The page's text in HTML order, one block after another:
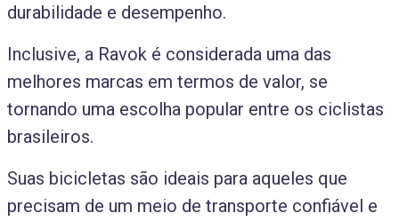
durabilidade e desempenho.
Inclusive, a Ravok é considerada uma das
melhores marcas em termos de valor, se
tornando uma escolha popular entre os ciclistas
brasileiros.
Suas bicicletas são ideais para aqueles que
precisam de um meio de transporte confiável e